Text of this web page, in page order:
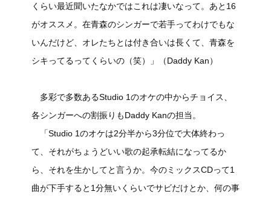
くらい最近聞いたなかではこれは凄いなって。あと16
がオススメ。在青森のシンガーで若手ってわけでもな
いんだけど、オレたちとは付き合いは長くて、青森を
シキってるってくらいの（笑）」（Daddy Kan）
多彩で多数あるStudio 1のオケの中からチョイス、
各シンガーへの割振りもDaddy Kanの担当。
「Studio 1のオケは2分半から3分位で大体終わっ
て、それがちょうどいい歌の起承転結になってるか
ら、それを生かしてと言うか。今のミックスCDって1
曲が下手すると1分無いくらいでサビだけとか、何の事